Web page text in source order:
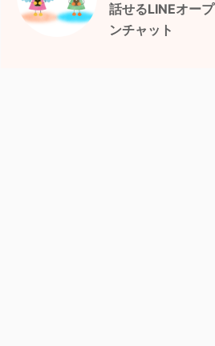
話せるLINEオープ
ンチャット